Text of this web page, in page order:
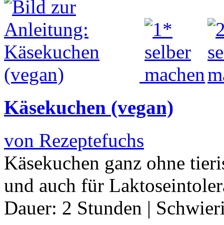
Käsekuchen (vegan)
von Rezeptefuchs
Käsekuchen ganz ohne
und auch für
Dauer: 2 Stunden |